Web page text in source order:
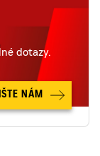
dotazy.
NÁM